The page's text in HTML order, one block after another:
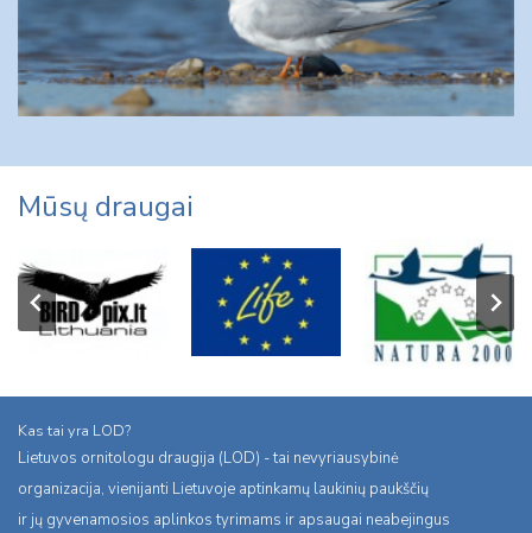
Mūsų draugai
Kas tai yra LOD?
Lietuvos ornitologu draugija (LOD) - tai nevyriausybinė
organizacija, vienijanti Lietuvoje aptinkamų laukinių paukščių
ir jų gyvenamosios aplinkos tyrimams ir apsaugai neabejingus